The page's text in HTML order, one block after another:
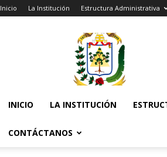
Inicio La Institución Estructura Administrativa
Pontificia
Universidad
Católica
Santa
Rosa
INICIO LA INSTITUCIÓN
CONTÁCTANOS